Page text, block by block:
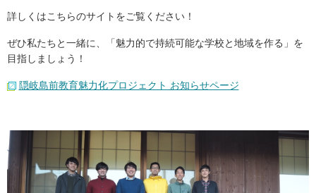
詳しくはこちらのサイトをご覧ください！
ぜひ私たちと一緒に、「魅力的で持続可能な学校と地域を作る」を
目指しましょう！
隠岐島前教育魅力化プロジェクト お知らせページ